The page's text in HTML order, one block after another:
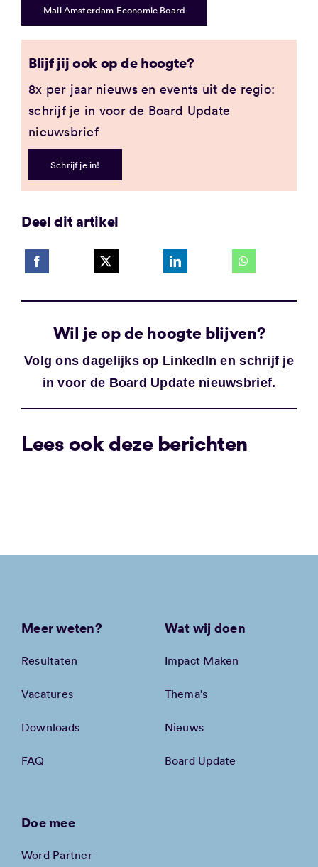
Mail Amsterdam Economic Board
Blijf jij ook op de hoogte?
8x per jaar nieuws en events uit de regio:
schrijf je in voor de Board Update
nieuwsbrief
Schrijf je in!
Deel dit artikel
Wil je op de hoogte blijven?
Volg ons dagelijks op LinkedIn en schrijf je
in voor de Board Update nieuwsbrief.
Lees ook deze berichten
Meer weten?
Resultaten
Vacatures
Downloads
FAQ
Wat wij doen
Impact Maken
Thema’s
Nieuws
Board Update
Doe mee
Word Partner